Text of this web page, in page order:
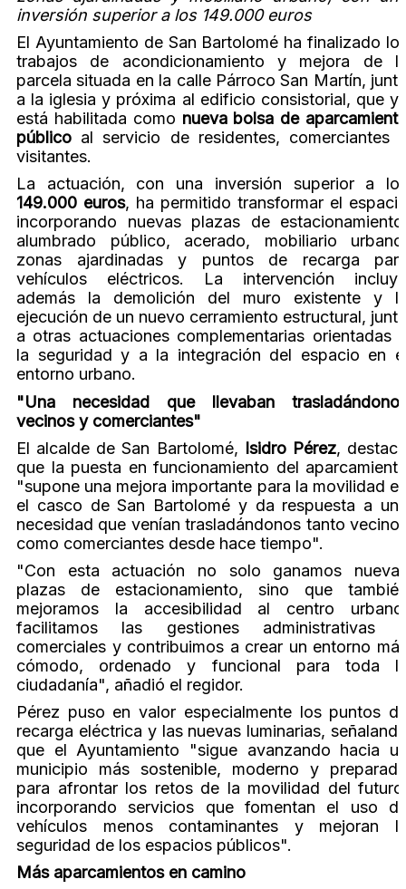
inversión superior a los 149.000 euros
El Ayuntamiento de San Bartolomé ha finalizado
trabajos de acondicionamiento y mejora de
parcela situada en la calle Párroco San Martín,
a la iglesia y próxima al edificio consistorial, que
está habilitada como nueva bolsa de
público al servicio de residentes, comerciantes
visitantes.
La actuación, con una inversión superior a
149.000 euros, ha permitido transformar el
incorporando nuevas plazas de
alumbrado público, acerado, mobiliario
zonas ajardinadas y puntos de recarga
vehículos eléctricos. La intervención
además la demolición del muro existente y
ejecución de un nuevo cerramiento estructural,
a otras actuaciones complementarias orientadas
la seguridad y a la integración del espacio en
entorno urbano.
"Una necesidad que llevaban
vecinos y comerciantes"
El alcalde de San Bartolomé, Isidro Pérez,
que la puesta en funcionamiento del
"supone una mejora importante para la movilidad
el casco de San Bartolomé y da respuesta a
necesidad que venían trasladándonos tanto
como comerciantes desde hace tiempo".
"Con esta actuación no solo ganamos
plazas de estacionamiento, sino que
mejoramos la accesibilidad al centro
facilitamos las gestiones administrativas
comerciales y contribuimos a crear un entorno
cómodo, ordenado y funcional para toda
ciudadanía", añadió el regidor.
Pérez puso en valor especialmente los puntos
recarga eléctrica y las nuevas luminarias,
que el Ayuntamiento "sigue avanzando hacia
municipio más sostenible, moderno y
para afrontar los retos de la movilidad del
incorporando servicios que fomentan el uso
vehículos menos contaminantes y mejoran
seguridad de los espacios públicos".
Más aparcamientos en camino